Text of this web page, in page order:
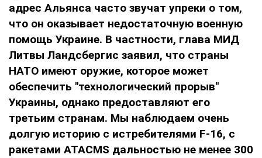
адрес Альянса часто звучат упреки о том,
что он оказывает недостаточную военную
помощь Украине. В частности, глава МИД
Литвы Ландсбергис заявил, что страны
НАТО имеют оружие, которое может
обеспечить "технологический прорыв"
Украины, однако предоставляют его
третьим странам. Мы наблюдаем очень
долгую историю с истребителями F-16, с
ракетами ATACMS дальностью не менее 300